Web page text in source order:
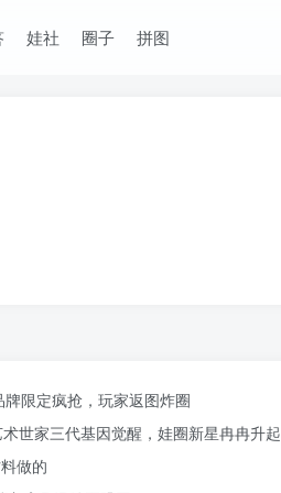
娃社 圈子 拼图
限定疯抢，玩家返图炸圈
世家三代基因觉醒，娃圈新星冉冉升起
做的